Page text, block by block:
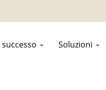
Soluzioni